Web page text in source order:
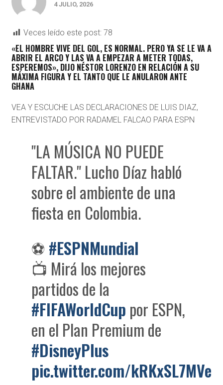
4 JULIO, 2026
Veces leído este post: 78
«EL HOMBRE VIVE DEL GOL, ES NORMAL. PERO YA SE LE VA A
ABRIR EL ARCO Y LAS VA A EMPEZAR A METER TODAS,
ESPEREMOS», DIJO NÉSTOR LORENZO EN RELACIÓN A SU
MÁXIMA FIGURA Y EL TANTO QUE LE ANULARON ANTE
GHANA
VEA Y ESCUCHE LAS DECLARACIONES DE LUIS DIAZ,
ENTREVISTADO POR RADAMEL FALCAO PARA ESPN
"LA MÚSICA NO PUEDE
FALTAR." Lucho Díaz habló
sobre el ambiente de una
fiesta en Colombia.
⚽ #ESPNMundial
📺 Mirá los mejores
partidos de la
#FIFAWorldCup por ESPN,
en el Plan Premium de
#DisneyPlus
pic.twitter.com/kRKxSL7MVe